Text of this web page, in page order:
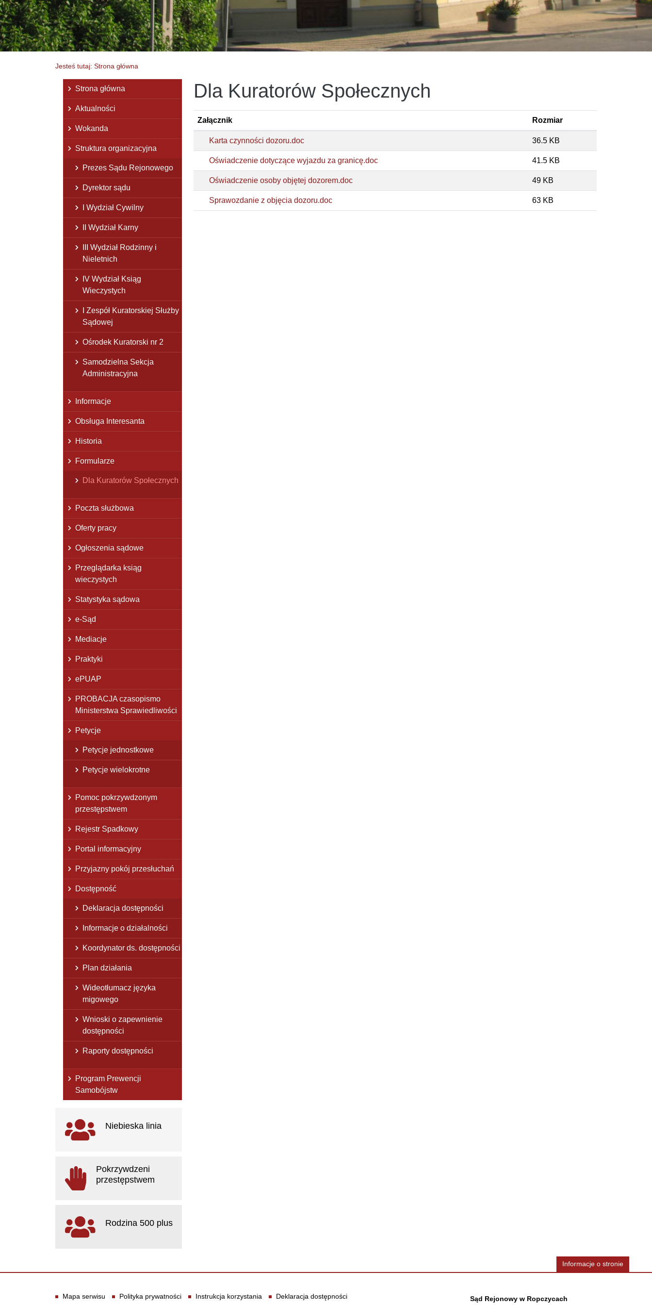
Jesteś tutaj: Strona główna
Dla Kuratorów Społecznych
Załącznik Rozmiar
Karta czynności dozoru.doc 36.5 KB
Oświadczenie dotyczące wyjazdu za granicę.doc 41.5 KB
Oświadczenie osoby objętej dozorem.doc 49 KB
Sprawozdanie z objęcia dozoru.doc 63 KB
Menu główne
Strona główna
Aktualności
Wokanda
Struktura organizacyjna
Prezes Sądu Rejonowego
Dyrektor sądu
I Wydział Cywilny
II Wydział Karny
III Wydział Rodzinny i
Nieletnich
IV Wydział Ksiąg
Wieczystych
I Zespół Kuratorskiej Służby
Sądowej
Ośrodek Kuratorski nr 2
Samodzielna Sekcja
Administracyjna
Informacje
Obsługa Interesanta
Historia
Formularze
Dla Kuratorów Społecznych
Poczta służbowa
Oferty pracy
Ogłoszenia sądowe
Przeglądarka ksiąg
wieczystych
Statystyka sądowa
e-Sąd
Mediacje
Praktyki
ePUAP
PROBACJA czasopismo
Ministerstwa Sprawiedliwości
Petycje
Petycje jednostkowe
Petycje wielokrotne
Pomoc pokrzywdzonym
przestępstwem
Rejestr Spadkowy
Portal informacyjny
Przyjazny pokój przesłuchań
Dostępność
Deklaracja dostępności
Informacje o działalności
Koordynator ds. dostępności
Plan działania
Wideotłumacz języka
migowego
Wnioski o zapewnienie
dostępności
Raporty dostępności
Program Prewencji
Samobójstw
Ważne linki
Niebieska linia
Pokrzywdzeni
przestępstwem
Rodzina 500 plus
Informacje o stronie
Informacje
Mapa serwisu Polityka prywatności Instrukcja korzystania Deklaracja dostępności Sąd Rejonowy w Ropczycach